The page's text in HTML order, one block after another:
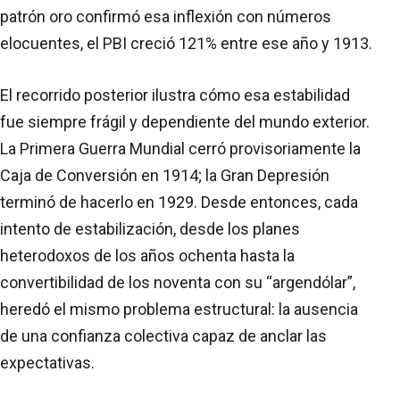
patrón oro confirmó esa inflexión con números
elocuentes, el PBI creció 121% entre ese año y 1913.
El recorrido posterior ilustra cómo esa estabilidad
fue siempre frágil y dependiente del mundo exterior.
La Primera Guerra Mundial cerró provisoriamente la
Caja de Conversión en 1914; la Gran Depresión
terminó de hacerlo en 1929. Desde entonces, cada
intento de estabilización, desde los planes
heterodoxos de los años ochenta hasta la
convertibilidad de los noventa con su “argendólar”,
heredó el mismo problema estructural: la ausencia
de una confianza colectiva capaz de anclar las
expectativas.